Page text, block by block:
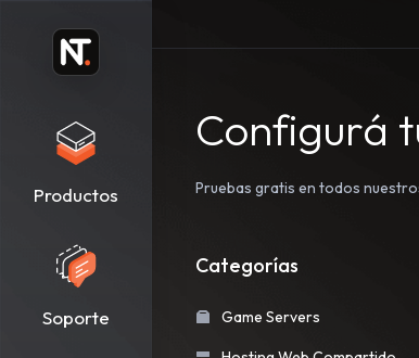
Productos
Soporte
Configurá
Pruebas gratis en todos
Categorías
Game Servers